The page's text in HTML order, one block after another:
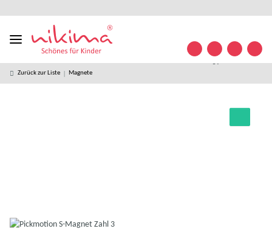
in
Versand ab
49 € *
kostenlose
63 32
09
Zurück zur Liste Magnete